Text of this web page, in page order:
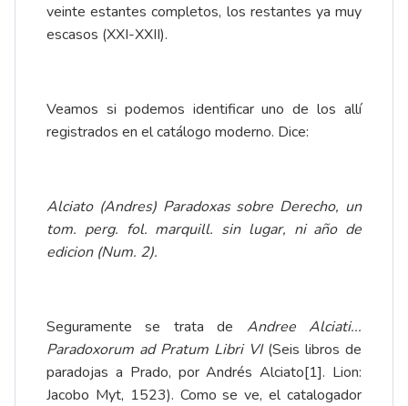
veinte estantes completos, los restantes ya muy
escasos (XXI-XXII).
Veamos si podemos identificar uno de los allí
registrados en el catálogo moderno. Dice:
Alciato (Andres) Paradoxas sobre Derecho, un
tom. perg. fol. marquill. sin lugar, ni año de
edicion (Num. 2).
Seguramente se trata de Andree Alciati...
Paradoxorum ad Pratum Libri VI (Seis libros de
paradojas a Prado, por Andrés Alciato[1]. Lion:
Jacobo Myt, 1523). Como se ve, el catalogador